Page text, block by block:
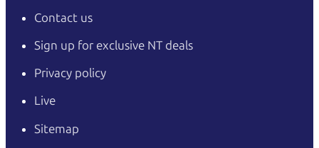
Contact us
Sign up for exclusive NT deals
Privacy policy
Live
Sitemap